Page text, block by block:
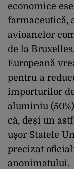
economice
farmaceutică,
avioanelor
de la
Europeană
pentru a
importurilor
aluminiu
că, deși un
ușor Statele
precizat
anonimatului.